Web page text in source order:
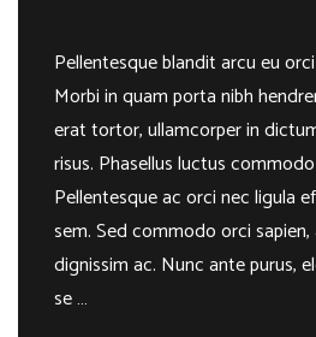
Pellentesque blandit arcu eu
Morbi in quam porta nibh
erat tortor, ullamcorper in
risus. Phasellus luctus
Pellentesque ac orci nec ligula
sem. Sed commodo orci
dignissim ac. Nunc ante purus,
se …